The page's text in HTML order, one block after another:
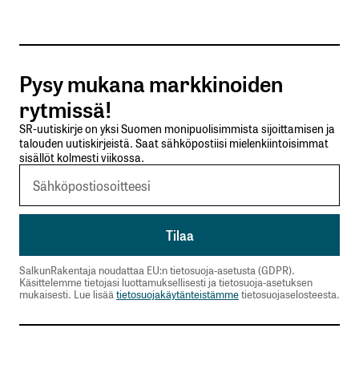
Tilaa SalkunRakentajan uutiskirje
Lähetä kommentti
Pysy mukana markkinoiden
rytmissä!
SR-uutiskirje on yksi Suomen monipuolisimmista sijoittamisen ja
talouden uutiskirjeistä. Saat sähköpostiisi mielenkiintoisimmat
sisällöt kolmesti viikossa.
SalkunRakentaja noudattaa EU:n tietosuoja-asetusta (GDPR).
Käsittelemme tietojasi luottamuksellisesti ja tietosuoja-asetuksen
mukaisesti. Lue lisää tietosuojakäytänteistämmetietosuojaselosteesta.